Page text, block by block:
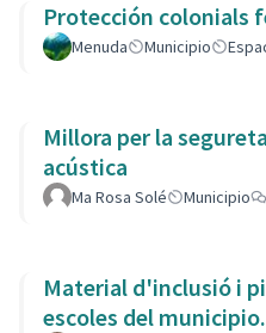
Protección colonials
Menuda Municipio
Millora per la
acústica
Ma Rosa Solé Municipio
Material d'inclusió i
escoles del municipio.